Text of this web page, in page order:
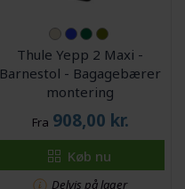
Thule Yepp 2 Maxi -
Barnestol - Bagagebærer
montering
Fra 908,00 kr.
Køb nu
Delvis på lager